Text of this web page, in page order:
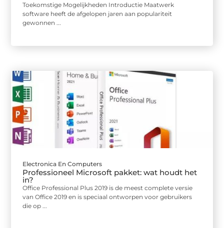
Toekomstige Mogelijkheden Introductie Maatwerk
software heeft de afgelopen jaren aan populariteit
gewonnen ...
Electronica En Computers
Professioneel Microsoft pakket: wat houdt het
in?
Office Professional Plus 2019 is de meest complete versie
van Office 2019 en is speciaal ontworpen voor gebruikers
die op ...